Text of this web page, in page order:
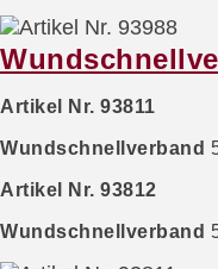
Artikel Nr. 93811
Wundschnellverband
Artikel Nr. 93812
Wundschnellverband